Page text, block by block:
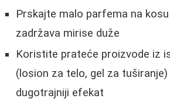
Prskajte malo parfema na
zadržava mirise duže
Koristite prateće proizvode iz
(losion za telo, gel za tuširanje)
dugotrajniji efekat